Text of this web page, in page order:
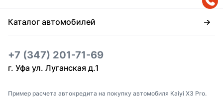
Каталог автомобилей
+7 (347) 201-71-69
г. Уфа ул. Луганская д.1
Пример расчета автокредита на покупку автомобиля Kaiyi X3 Pro.